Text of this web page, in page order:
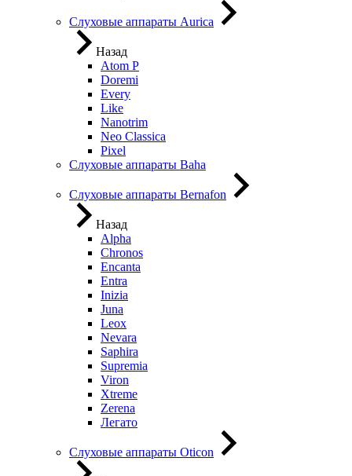
Слуховые аппараты Aurica
Назад
Atom P
Doremi
Every
Like
Nanotrim
Neo Classica
Pixel
Слуховые аппараты Baha
Слуховые аппараты Bernafon
Назад
Alpha
Chronos
Encanta
Entra
Inizia
Juna
Leox
Nevara
Saphira
Supremia
Viron
Xtreme
Zerena
Легато
Слуховые аппараты Oticon